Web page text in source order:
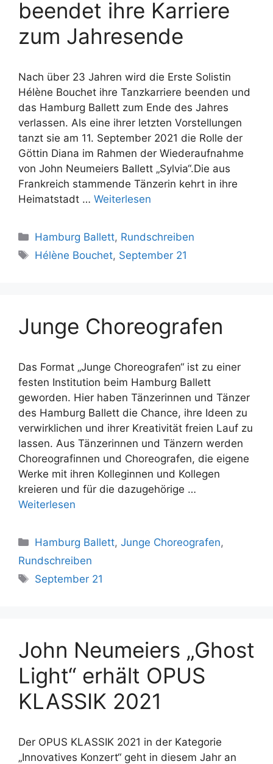
beendet ihre Karriere
zum Jahresende
Nach über 23 Jahren wird die Erste Solistin
Hélène Bouchet ihre Tanzkarriere beenden und
das Hamburg Ballett zum Ende des Jahres
verlassen. Als eine ihrer letzten Vorstellungen
tanzt sie am 11. September 2021 die Rolle der
Göttin Diana im Rahmen der Wiederaufnahme
von John Neumeiers Ballett „Sylvia“.Die aus
Frankreich stammende Tänzerin kehrt in ihre
Heimatstadt … Weiterlesen
Kategorien
Hamburg Ballett, Rundschreiben
Schlagwörter
Hélène Bouchet, September 21
Junge Choreografen
Das Format „Junge Choreografen“ ist zu einer
festen Institution beim Hamburg Ballett
geworden. Hier haben Tänzerinnen und Tänzer
des Hamburg Ballett die Chance, ihre Ideen zu
verwirklichen und ihrer Kreativität freien Lauf zu
lassen. Aus Tänzerinnen und Tänzern werden
Choreografinnen und Choreografen, die eigene
Werke mit ihren Kolleginnen und Kollegen
kreieren und für die dazugehörige …
Weiterlesen
Kategorien
Hamburg Ballett,Junge Choreografen,
Rundschreiben
Schlagwörter
September 21
John Neumeiers „Ghost
Light“ erhält OPUS
KLASSIK 2021
Der OPUS KLASSIK 2021 in der Kategorie
„Innovatives Konzert“ geht in diesem Jahr an